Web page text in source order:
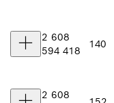
2 608
594 418
140
2 608